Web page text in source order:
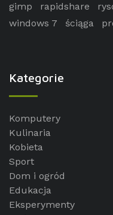
gimp
rapidshare
windows 7
ściąga
Kategorie
Komputery
Kulinaria
Kobieta
Sport
Dom i ogród
Edukacja
Eksperymenty